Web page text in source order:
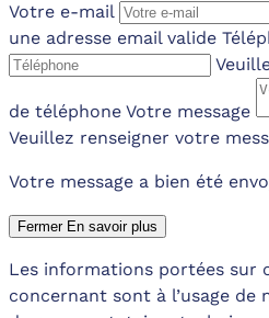
Votre e-mail
une adresse email valide
de téléphone Votre message
Veuillez renseigner votre
Votre message a bien été
Fermer En savoir plus
Les informations portées sur
concernant sont à l’usage